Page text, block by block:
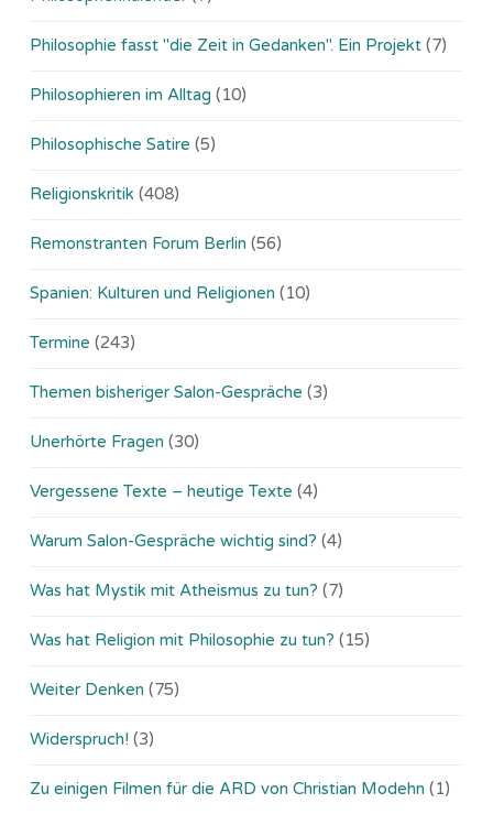
Philosophie fasst "die Zeit in Gedanken". Ein Projekt (7)
Philosophieren im Alltag (10)
Philosophische Satire (5)
Religionskritik (408)
Remonstranten Forum Berlin (56)
Spanien: Kulturen und Religionen (10)
Termine (243)
Themen bisheriger Salon-Gespräche (3)
Unerhörte Fragen (30)
Vergessene Texte – heutige Texte (4)
Warum Salon-Gespräche wichtig sind? (4)
Was hat Mystik mit Atheismus zu tun? (7)
Was hat Religion mit Philosophie zu tun? (15)
Weiter Denken (75)
Widerspruch! (3)
Zu einigen Filmen für die ARD von Christian Modehn (1)